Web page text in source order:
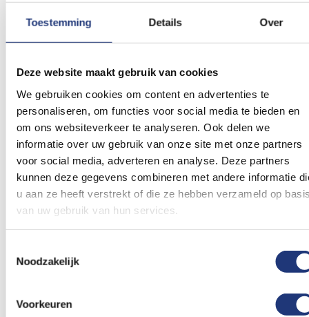
Toestemming Details Over
Deze website maakt gebruik van cookies
We gebruiken cookies om content en advertenties te
personaliseren, om functies voor social media te bieden en
om ons websiteverkeer te analyseren. Ook delen we
informatie over uw gebruik van onze site met onze partners
voor social media, adverteren en analyse. Deze partners
kunnen deze gegevens combineren met andere informatie
u aan ze heeft verstrekt of die ze hebben verzameld op
van uw gebruik van hun services.
Noodzakelijk
Voorkeuren
Voor 16:00 besteld, dezelfde
Voor 16:00 besteld, dezelfde
toe
aan
verlanglijst
1,61
In winkelmand
toe
aan